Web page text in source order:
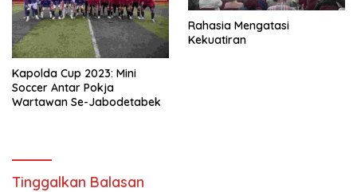
Kapolda Cup 2023: Mini
Soccer Antar Pokja
Wartawan Se-Jabodetabek
Rahasia Mengatasi
Kekuatiran
Tinggalkan Balasan